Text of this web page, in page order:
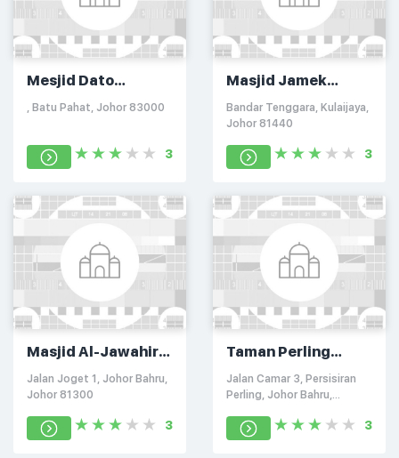
Mesjid Dato
Bentara Luar Batu
, Batu Pahat, Johor 83000
3
Masjid Jamek
Bandar Tenggara
Bandar Tenggara, Kulaijaya,
Johor 81440
3
Masjid Al-Jawahir
Mutiara Rini
Jalan Joget 1, Johor Bahru,
Johor 81300
3
Taman Perling
Mosque
Jalan Camar 3, Persisiran
Perling, Johor Bahru,
3